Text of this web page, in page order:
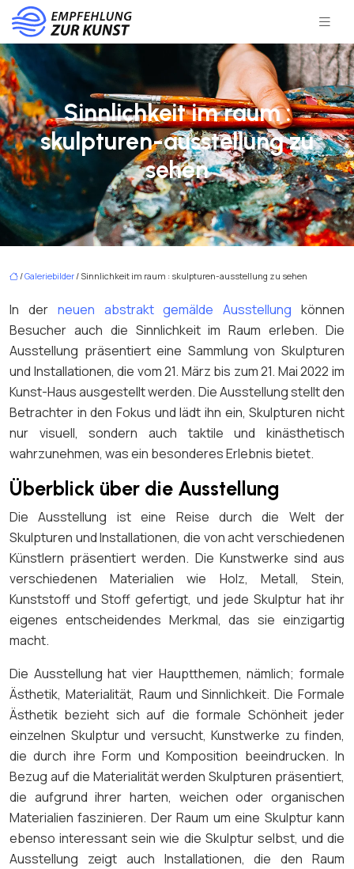
Sinnlichkeit im raum :
skulpturen-ausstellung zu
sehen
/Galeriebilder/ Sinnlichkeit im raum : skulpturen-ausstellung zu sehen
In der neuen abstrakt gemälde Ausstellung können
Besucher auch die Sinnlichkeit im Raum erleben. Die
Ausstellung präsentiert eine Sammlung von Skulpturen
und Installationen, die vom 21. März bis zum 21. Mai 2022 im
Kunst-Haus ausgestellt werden. Die Ausstellung stellt den
Betrachter in den Fokus und lädt ihn ein, Skulpturen nicht
nur visuell, sondern auch taktile und kinästhetisch
wahrzunehmen, was ein besonderes Erlebnis bietet.
Überblick über die Ausstellung
Die Ausstellung ist eine Reise durch die Welt der
Skulpturen und Installationen, die von acht verschiedenen
Künstlern präsentiert werden. Die Kunstwerke sind aus
verschiedenen Materialien wie Holz, Metall, Stein,
Kunststoff und Stoff gefertigt, und jede Skulptur hat ihr
eigenes entscheidendes Merkmal, das sie einzigartig
macht.
Die Ausstellung hat vier Hauptthemen, nämlich; formale
Ästhetik, Materialität, Raum und Sinnlichkeit. Die Formale
Ästhetik bezieht sich auf die formale Schönheit jeder
einzelnen Skulptur und versucht, Kunstwerke zu finden,
die durch ihre Form und Komposition beeindrucken. In
Bezug auf die Materialität werden Skulpturen präsentiert,
die aufgrund ihrer harten, weichen oder organischen
Materialien faszinieren. Der Raum um eine Skulptur kann
ebenso interessant sein wie die Skulptur selbst, und die
Ausstellung zeigt auch Installationen, die den Raum